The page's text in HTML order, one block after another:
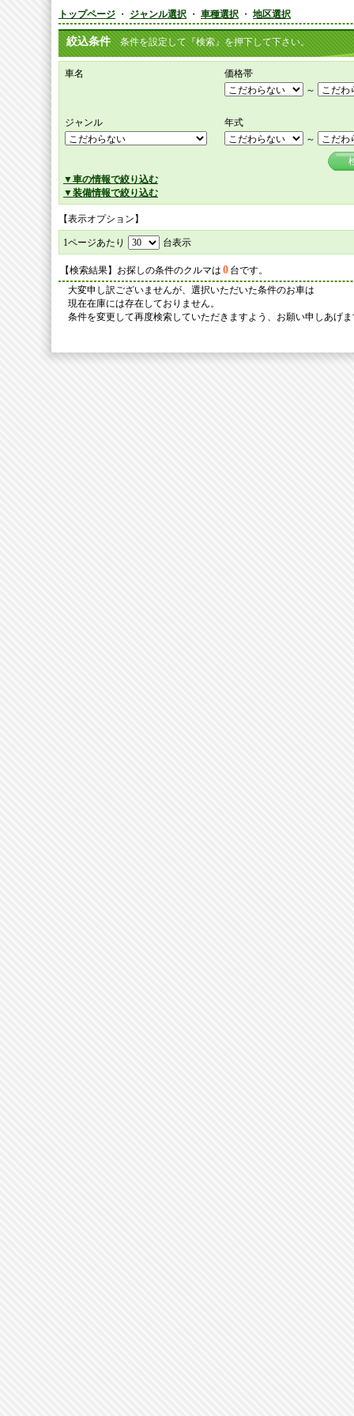
トップページ ・ ジャンル選択 ・ 車種選択 ・ 地区選択
絞込条件 条件を設定して『検索』を押下して下さい。
車名
価格帯
～
ジャンル
年式
～
▼車の情報で絞り込む
▼装備情報で絞り込む
【表示オプション】
1ページあたり 台表示
【検索結果】お探しの条件のクルマは 0 台です。
大変申し訳ございませんが、選択いただいた条件のお車は
現在在庫には存在しておりません。
条件を変更して再度検索していただきますよう、お願い申しあげ